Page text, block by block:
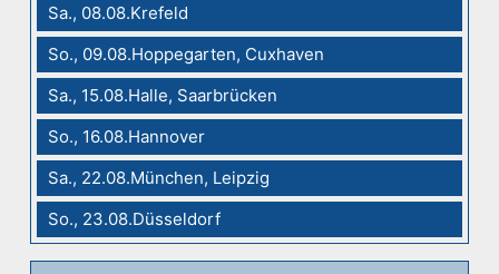
Sa., 08.08.Krefeld
So., 09.08.Hoppegarten, Cuxhaven
Sa., 15.08.Halle, Saarbrücken
So., 16.08.Hannover
Sa., 22.08.München, Leipzig
So., 23.08.Düsseldorf